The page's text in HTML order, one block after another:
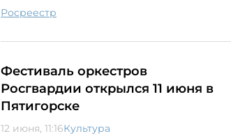
Росреестр
Фестиваль оркестров
Росгвардии открылся 11 июня в
Пятигорске
12 июня, 11:16Культура